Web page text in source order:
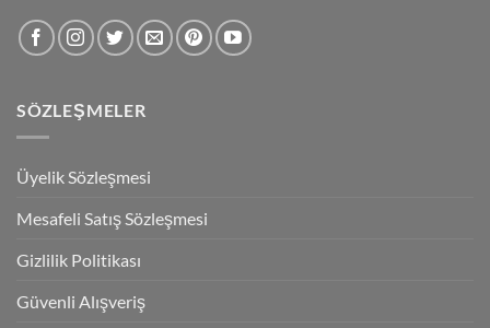
SÖZLEŞMELER
Üyelik Sözleşmesi
Mesafeli Satış Sözleşmesi
Gizlilik Politikası
Güvenli Alışveriş